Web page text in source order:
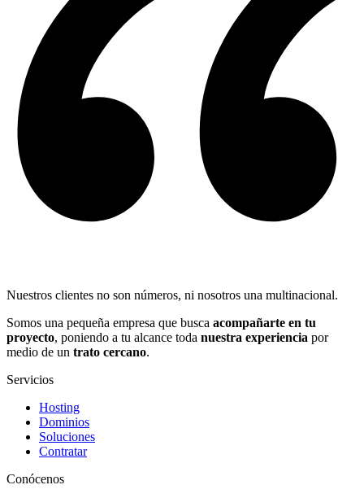
Nuestros clientes no son números, ni nosotros una multinacional.
Somos una pequeña empresa que busca acompañarte en tu
proyecto, poniendo a tu alcance toda nuestra experiencia por
medio de un trato cercano.
Servicios
Hosting
Dominios
Soluciones
Contratar
Conócenos